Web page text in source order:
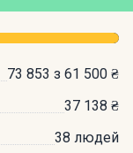
73 853 з 61 500 ₴
37 138 ₴
38 людей